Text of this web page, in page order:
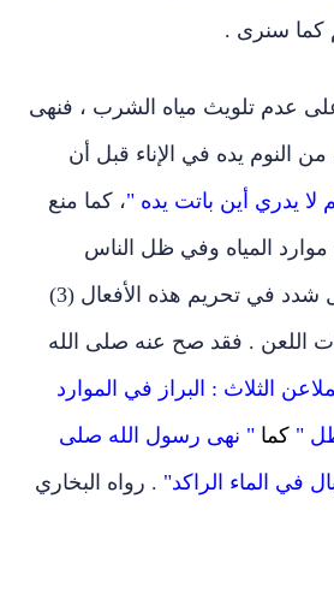
كما سنرى .
عدم تلويث مياه الشرب ، فنهى
النوم يده في الإناء قبل أن
لا يدري أين باتت يده "، كما منع
موارد المياه وفي ظل الناس
ومكان تجمعاتهم ، بل شدد في تحريم هذه الأفعال (3)
اللعن . فقد صح عنه صلى الله
الثلاث : البراز في الموارد
" كما " نهى رسول الله صلى
في الماء الراكد" . رواه البخاري